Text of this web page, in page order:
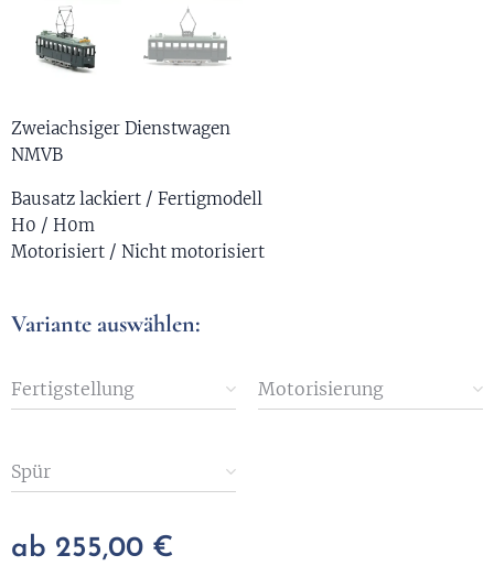
Zweiachsiger Dienstwagen
NMVB
Bausatz lackiert / Fertigmodell
H0 / H0m
Motorisiert / Nicht motorisiert
Variante auswählen:
Fertigstellung Motorisierung
Spür
ab 255,00 €